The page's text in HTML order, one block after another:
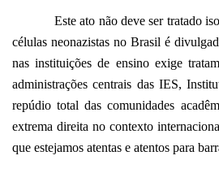
Este ato não deve ser tratado
células neonazistas no Brasil é
nas instituições de ensino exige
administrações centrais das IES,
repúdio total das comunidades
extrema direita no contexto
que estejamos atentas e atentos para